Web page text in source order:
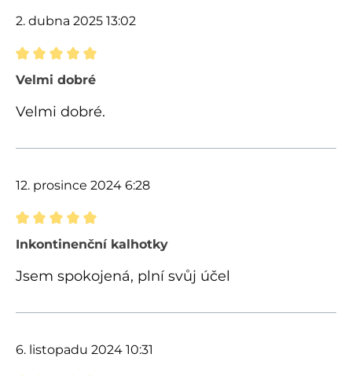
2. dubna 2025 13:02
Recenze s hodnocením 5 z 5 hvězd
Velmi dobré
Velmi dobré.
12. prosince 2024 6:28
Recenze s hodnocením 5 z 5 hvězd
Inkontinenční kalhotky
Jsem spokojená, plní svůj účel
6. listopadu 2024 10:31